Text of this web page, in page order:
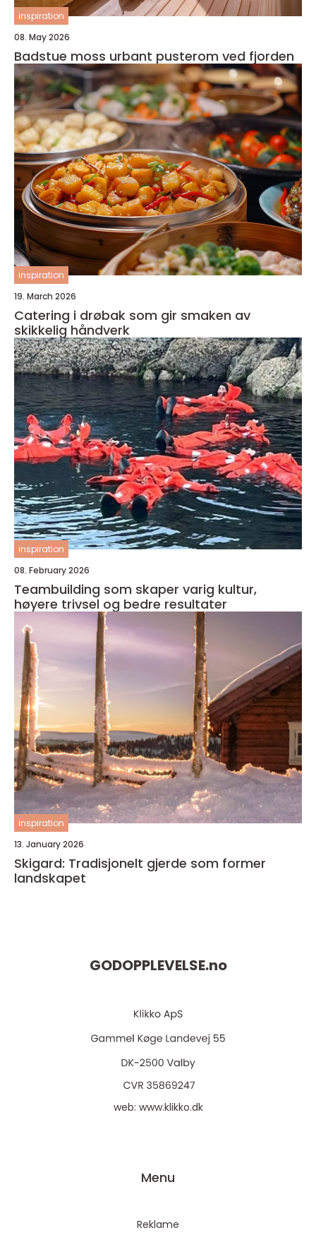
inspiration
08. May 2026
Badstue moss urbant pusterom ved fjorden
inspiration
19. March 2026
Catering i drøbak som gir smaken av
skikkelig håndverk
inspiration
08. February 2026
Teambuilding som skaper varig kultur,
høyere trivsel og bedre resultater
inspiration
13. January 2026
Skigard: Tradisjonelt gjerde som former
landskapet
GODOPPLEVELSE.no
web: www.klikko.dk
Menu
Reklame